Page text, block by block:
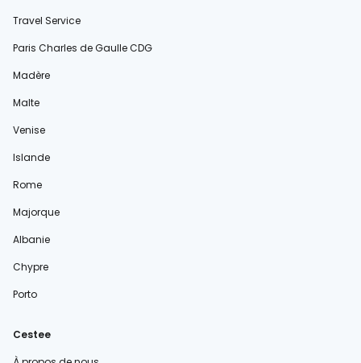
Travel Service
Paris Charles de Gaulle CDG
Madère
Malte
Venise
Islande
Rome
Majorque
Albanie
Chypre
Porto
Cestee